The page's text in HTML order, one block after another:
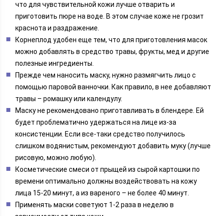
что для чувствительной кожи лучше отварить и
приготовить пюре на воде. В этом случае коже не грозит
краснота и раздражение.
Корнеплод удобен еще тем, что для приготовления масок
можно добавлять в средство травы, фрукты, мед и другие
полезные ингредиенты.
Прежде чем наносить маску, нужно размягчить лицо с
помощью паровой ванночки. Как правило, в нее добавляют
травы – ромашку или календулу.
Маску не рекомендовано приготавливать в блендере. Ей
будет проблематично удержаться на лице из-за
консистенции. Если все-таки средство получилось
слишком водянистым, рекомендуют добавить муку (лучше
рисовую, можно любую).
Косметические смеси от прыщей из сырой картошки по
времени оптимально должны воздействовать на кожу
лица 15-20 минут, а из вареного – не более 40 минут.
Применять маски советуют 1-2 раза в неделю в